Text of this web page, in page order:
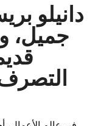
دانيلو
جميل،